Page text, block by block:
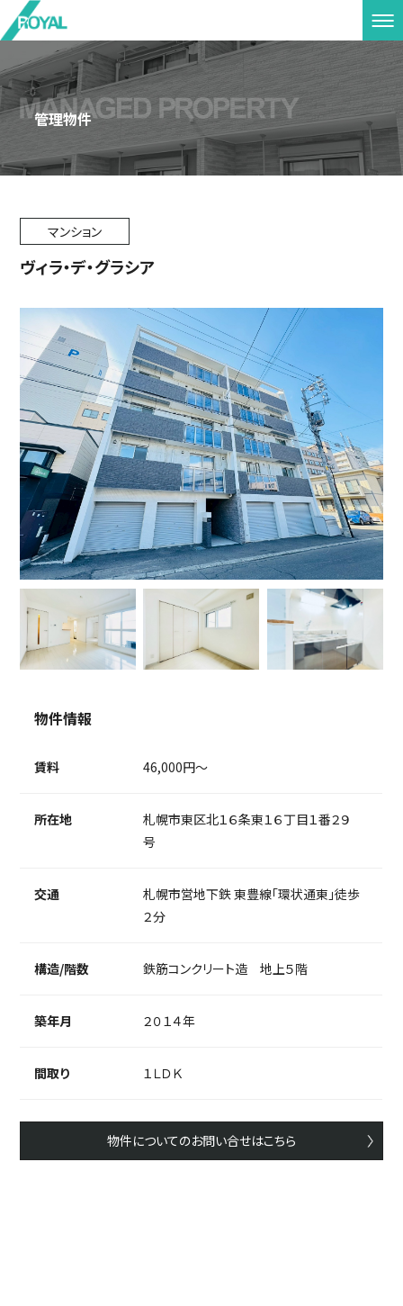
管理物件
マンション
ヴィラ・デ・グラシア
物件情報
賃料 46,000円～
所在地
札幌市東区北１６条東１６丁目１番２９
号
交通
札幌市営地下鉄 東豊線「環状通東」徒歩
２分
構造/階数 鉄筋コンクリート造 地上５階
築年月 ２０１４年
間取り １ＬＤＫ
物件についてのお問い合せはこちら